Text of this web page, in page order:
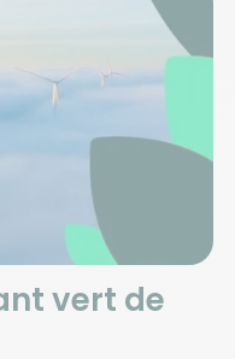
vert de